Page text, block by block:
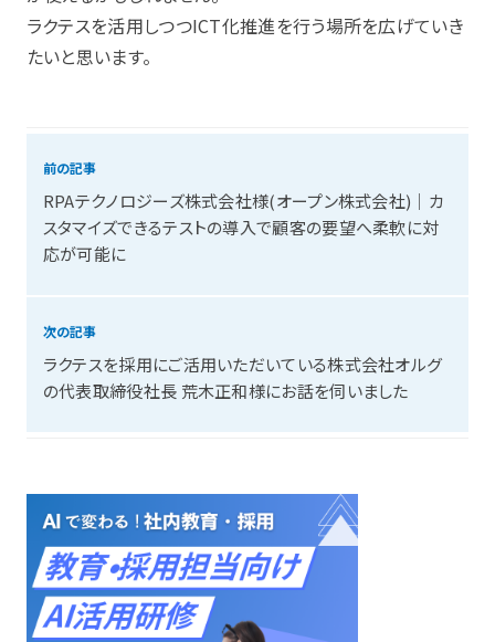
ラクテスを活用しつつICT化推進を行う場所を広げていき
たいと思います。
前の記事
RPAテクノロジーズ株式会社様(オープン株式会社)│カ
スタマイズできるテストの導入で顧客の要望へ柔軟に対
応が可能に
次の記事
ラクテスを採用にご活用いただいている株式会社オルグ
の代表取締役社長 荒木正和様にお話を伺いました